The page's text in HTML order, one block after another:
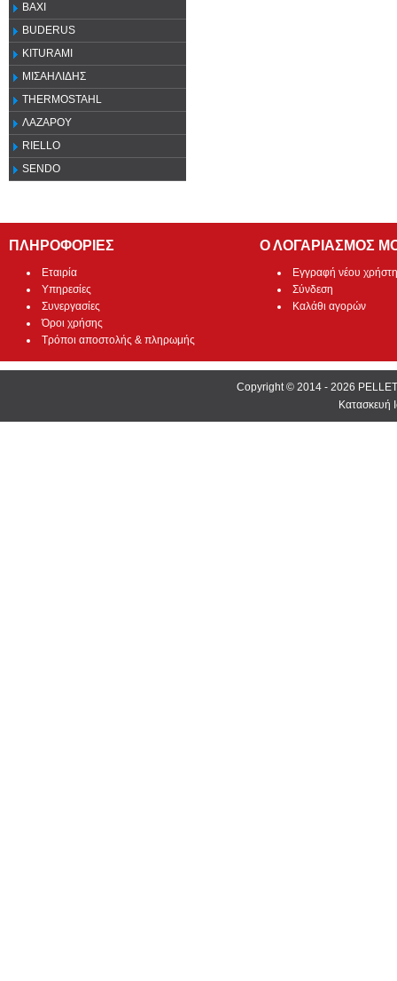
ΒΑΧΙ
BUDERUS
KITURAMI
ΜΙΣΑΗΛΙΔΗΣ
THERMOSTAHL
ΛΑΖΑΡΟΥ
RIELLO
SENDO
ΠΛΗΡΟΦΟΡΙΕΣ
Εταιρία
Υπηρεσίες
Συνεργασίες
Όροι χρήσης
Τρόποι αποστολής & πληρωμής
Ο ΛΟΓΑΡΙΑΣΜΟΣ
Εγγραφή νέου χρήστη
Σύνδεση
Καλάθι αγορών
Copyright © 2014 - 2026
Κατασκευή